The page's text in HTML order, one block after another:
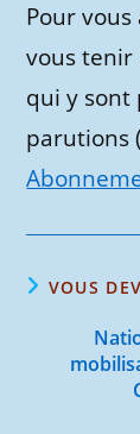
Pour
vous tenir
qui y sont
parutions
VOUS